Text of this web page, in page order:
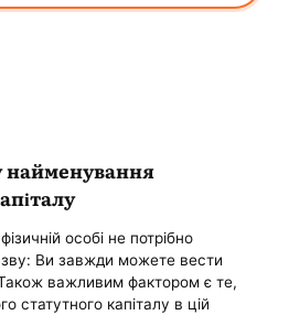
найменування
особі не потрібно
Ви завжди можете вести
важливим фактором є те,
статутного капіталу в цій